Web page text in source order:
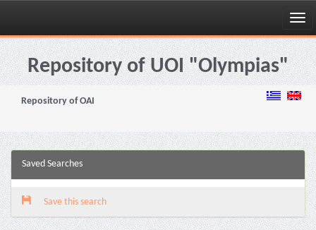
Skip
navigationRepository of UOI "Olympias"
Repository of OAI
Saved Searches
Save this search